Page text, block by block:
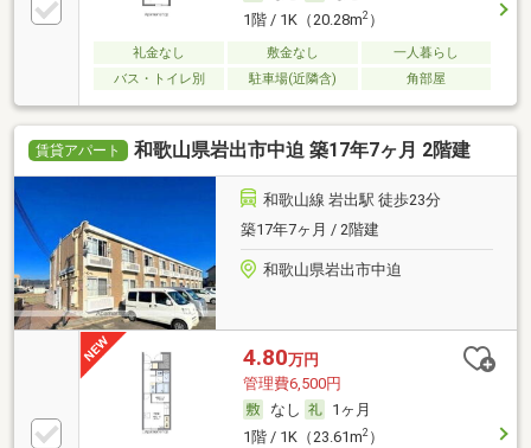
1階 / 1K（20.28m2）
礼金なし 敷金なし
一人暮らし
バス・トイレ別
駐車場(近隣含) 角部屋
賃貸アパート 和歌山県岩出市中迫 築17年7ヶ月 2階建
和歌山線 岩出駅 徒歩23分
築17年7ヶ月 / 2階建
和歌山県岩出市中迫
4.80万円
管理費6,500円
なし
1ヶ月
1階 / 1K（23.61m2）